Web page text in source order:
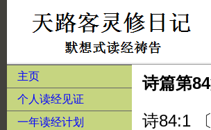
主页
个人读经见证
一年读经计划
诗篇第
诗84:1